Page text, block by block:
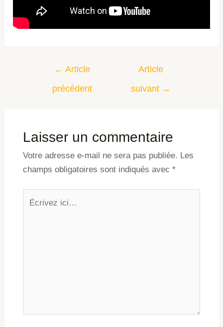
← Article
précédent
Article
suivant →
Laisser un commentaire
Votre adresse e-mail ne sera pas publiée. Les
champs obligatoires sont indiqués avec *